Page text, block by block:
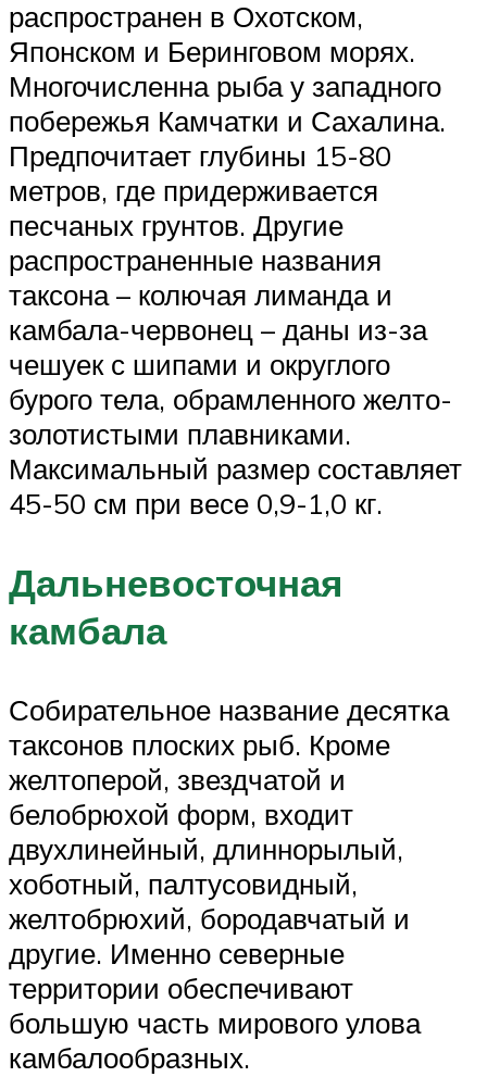
распространен в Охотском,
Японском и Беринговом морях.
Многочисленна рыба у западного
побережья Камчатки и Сахалина.
Предпочитает глубины 15-80
метров, где придерживается
песчаных грунтов. Другие
распространенные названия
таксона – колючая лиманда и
камбала-червонец – даны из-за
чешуек с шипами и округлого
бурого тела, обрамленного желто-
золотистыми плавниками.
Максимальный размер составляет
45-50 см при весе 0,9-1,0 кг.
Дальневосточная
камбала
Собирательное название десятка
таксонов плоских рыб. Кроме
желтоперой, звездчатой и
белобрюхой форм, входит
двухлинейный, длиннорылый,
хоботный, палтусовидный,
желтобрюхий, бородавчатый и
другие. Именно северные
территории обеспечивают
большую часть мирового улова
камбалообразных.